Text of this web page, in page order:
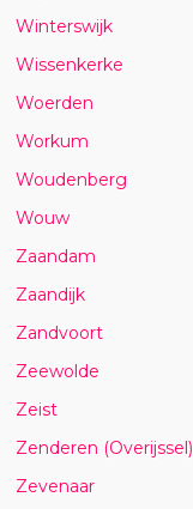
Winterswijk
Wissenkerke
Woerden
Workum
Woudenberg
Wouw
Zaandam
Zaandijk
Zandvoort
Zeewolde
Zeist
Zenderen (Overijssel)
Zevenaar